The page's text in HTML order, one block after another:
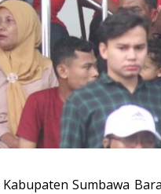
Sumbawa